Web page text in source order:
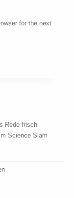
for the next
Rede frisch
Science Slam